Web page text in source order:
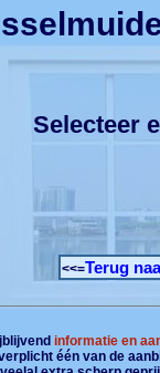
Selecteer
<<=Terug
informatie en
één van de